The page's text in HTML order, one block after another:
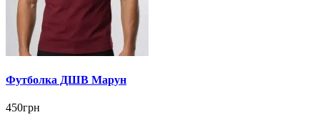
Футболка ДШВ Марун
450грн